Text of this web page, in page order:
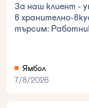
За наш клиент -
в хранително-
търсим:
Ямбол
7/8/2026